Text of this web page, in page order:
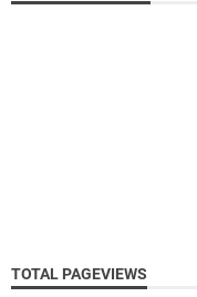
TOTAL PAGEVIEWS